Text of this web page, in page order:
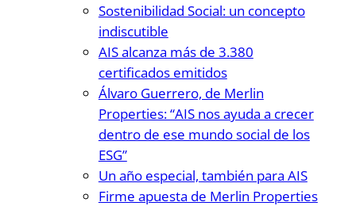
Sostenibilidad Social: un concepto
indiscutible
AIS alcanza más de 3.380
certificados emitidos
Álvaro Guerrero, de Merlin
Properties: “AIS nos ayuda a crecer
dentro de ese mundo social de los
ESG”
Un año especial, también para AIS
Firme apuesta de Merlin Properties